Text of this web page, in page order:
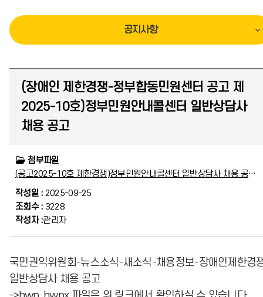
공지사항
(장애인 제한경쟁-정부합동민원센터 공고 제
2025-10호)정부민원안내콜센터 일반상담사
채용 공고
첨부파일
(공고2025-10호 제한경쟁)정부민원안내콜센터 일반상담사 채용 공고.pdf
작성일 : 2025-09-25
조회수 : 3228
작성자 :관리자
국민권익위원회-뉴스소식-새소식-채용정보-장애인제한경
일반상담사 채용 공고